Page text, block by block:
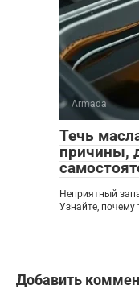
Armada
Течь
причины,
Неприятный
Узнайте, почему
Добавить